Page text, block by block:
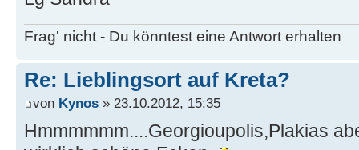
Frag' nicht - Du könntest eine Antwort erhalten
Re: Lieblingsort auf Kreta?
von Kynos » 23.10.2012, 15:35
Hmmmmmm....Georgioupolis,Plakias